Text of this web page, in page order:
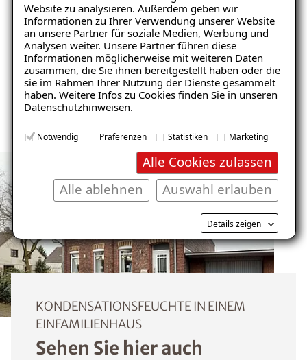
Website zu analysieren. Außerdem geben wir
Informationen zu Ihrer Verwendung unserer Website
an unsere Partner für soziale Medien, Werbung und
Analysen weiter. Unsere Partner führen diese
Informationen möglicherweise mit weiteren Daten
zusammen, die Sie ihnen bereitgestellt haben oder die
sie im Rahmen Ihrer Nutzung der Dienste gesammelt
haben. Weitere Infos zu Cookies finden Sie in unseren
Datenschutzhinweisen.
Notwendig Präferenzen Statistiken Marketing
Alle Cookies zulassen
Auswahl erlauben
Alle ablehnen
Details zeigen
Wertsteigerung der Immobilie
Schnelle Nutzung als Wohnraum
Nicht brennbar
KONDENSATIONSFEUCHTE IN EINEM
EINFAMILIENHAUS
Sehen Sie hier auch
Ratgeber „Schimmel“
– jetzt kostenlos erhalten!
E-Mail eingeben
Kostenlosen Ratgeber anfordern
Voraussetzung für den Erhalt des kostenfreien
Ratgebers ist die Anmeldung zu unserem Newsletter.